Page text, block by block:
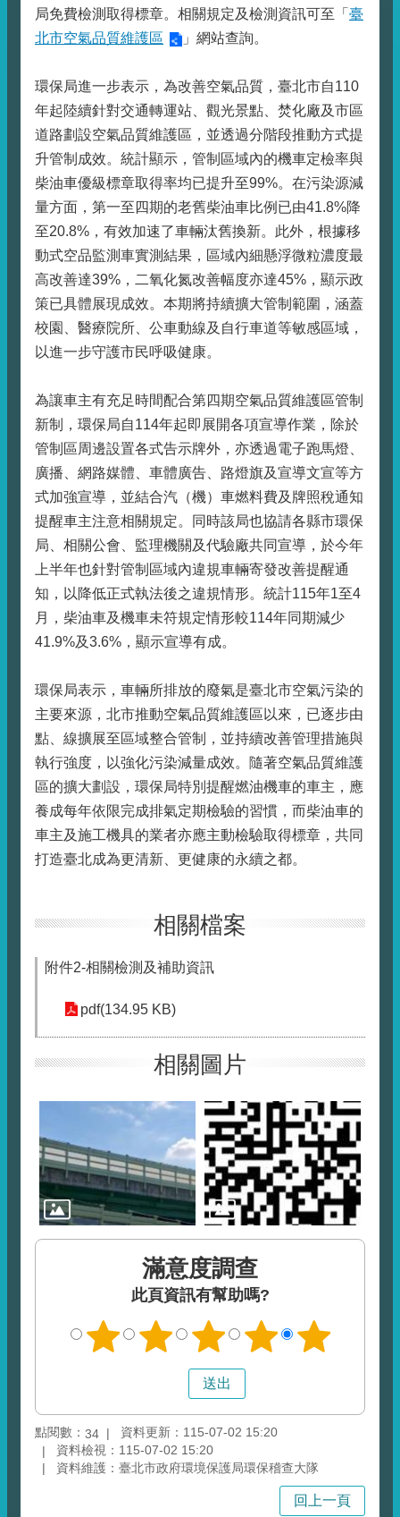
局免費檢測取得標章。相關規定及檢測資訊可至「 臺
北市空氣品質維護區
」網站查詢。
環保局進一步表示，為改善空氣品質，臺北市自110
年起陸續針對交通轉運站、觀光景點、焚化廠及市區
道路劃設空氣品質維護區，並透過分階段推動方式提
升管制成效。統計顯示，管制區域內的機車定檢率與
柴油車優級標章取得率均已提升至99%。在污染源減
量方面，第一至四期的老舊柴油車比例已由41.8%降
至20.8%，有效加速了車輛汰舊換新。此外，根據移
動式空品監測車實測結果，區域內細懸浮微粒濃度最
高改善達39%，二氧化氮改善幅度亦達45%，顯示政
策已具體展現成效。本期將持續擴大管制範圍，涵蓋
校園、醫療院所、公車動線及自行車道等敏感區域，
以進一步守護市民呼吸健康。
為讓車主有充足時間配合第四期空氣品質維護區管制
新制，環保局自114年起即展開各項宣導作業，除於
管制區周邊設置各式告示牌外，亦透過電子跑馬燈、
廣播、網路媒體、車體廣告、路燈旗及宣導文宣等方
式加強宣導，並結合汽（機）車燃料費及牌照稅通知
提醒車主注意相關規定。同時該局也協請各縣市環保
局、相關公會、監理機關及代驗廠共同宣導，於今年
上半年也針對管制區域內違規車輛寄發改善提醒通
知，以降低正式執法後之違規情形。統計115年1至4
月，柴油車及機車未符規定情形較114年同期減少
41.9%及3.6%，顯示宣導有成。
環保局表示，車輛所排放的廢氣是臺北市空氣污染的
主要來源，北市推動空氣品質維護區以來，已逐步由
點、線擴展至區域整合管制，並持續改善管理措施與
執行強度，以強化污染減量成效。隨著空氣品質維護
區的擴大劃設，環保局特別提醒燃油機車的車主，應
養成每年依限完成排氣定期檢驗的習慣，而柴油車的
車主及施工機具的業者亦應主動檢驗取得標章，共同
打造臺北成為更清新、更健康的永續之都。
相關檔案
附件2-相關檢測及補助資訊
pdf(134.95 KB)
相關圖片
滿意度調查
此頁資訊有幫助嗎?
點閱數： 34
資料更新：115-07-02 15:20
資料檢視：115-07-02 15:20
資料維護：臺北市政府環境保護局環保稽查大隊
回上一頁